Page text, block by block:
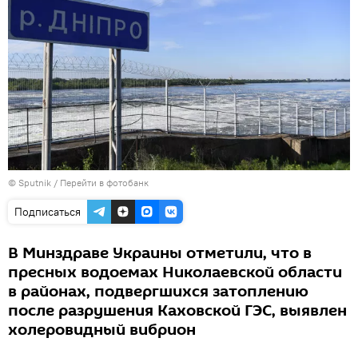
© Sputnik / Перейти в фотобанк
Подписаться
В Минздраве Украины отметили, что в
пресных водоемах Николаевской области
в районах, подвергшихся затоплению
после разрушения Каховской ГЭС, выявлен
холеровидный вибрион